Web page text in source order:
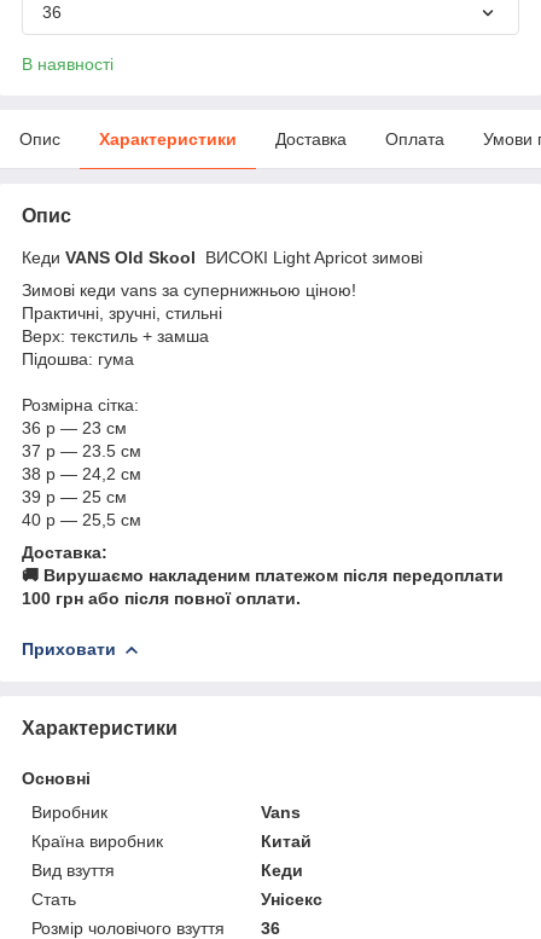
36
В наявності
Опис Характеристики Доставка Оплата Умови
Опис
Кеди VANS Old Skool
ВИСОКІ Light Apricot зимові
Зимові кеди vans за супернижньою ціною!
Практичні, зручні, стильні
Верх: текстиль + замша
Підошва: гума
Розмірна сітка:
36 р — 23 см
37 р — 23.5 см
38 р — 24,2 см
39 р — 25 см
40 р — 25,5 см
Доставка:
🚚 Вирушаємо накладеним платежом після передоплати
100 грн або після повної оплати.
Приховати
Характеристики
Основні
Виробник
Vans
Країна виробник
Китай
Вид взуття
Кеди
Стать
Унісекс
Розмір чоловічого взуття
36